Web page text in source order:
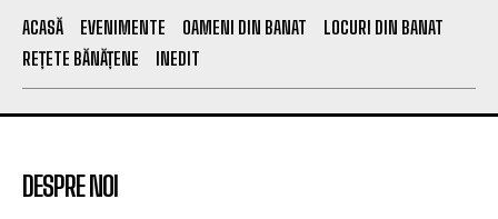
ACASĂ EVENIMENTE OAMENI DIN BANAT
LOCURI DIN BANAT
REȚETE BĂNĂȚENE
INEDIT
DESPRE NOI